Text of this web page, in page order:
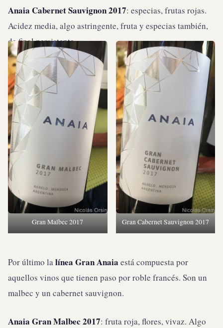
Anaia Cabernet Sauvignon 2017: especias, frutas rojas.
Acidez media, algo astringente, fruta y especias también,
de final persistente.
Gran Malbec 2017 Gran Cabernet Sauvignon 2017
Por último lalínea Gran Anaia está compuesta por
aquellos vinos que tienen paso por roble francés. Son un
malbec y un cabernet sauvignon.
Anaia Gran Malbec 2017: fruta roja, flores, vivaz. Algo